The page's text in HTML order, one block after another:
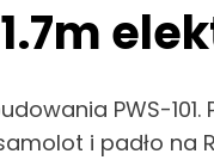
PWS-
i padło na